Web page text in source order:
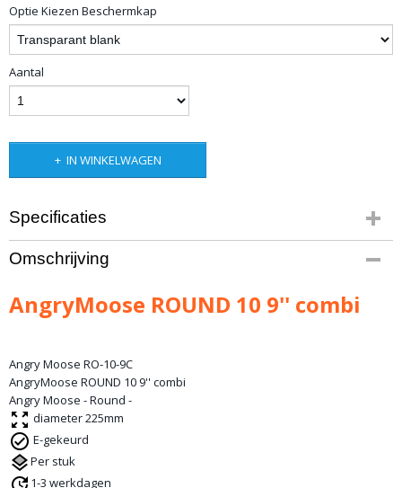
Optie Kiezen Beschermkap
Aantal
IN WINKELWAGEN
Specificaties
Productcode leverancier
Angry Moose RO-10-9C
2,00 Kg
Omschrijving
AngryMoose ROUND 10 9'' combi
Angry Moose RO-10-9C
AngryMoose ROUND 10 9'' combi
Angry Moose - Round -
diameter 225mm
E-gekeurd
Per stuk
1-3 werkdagen